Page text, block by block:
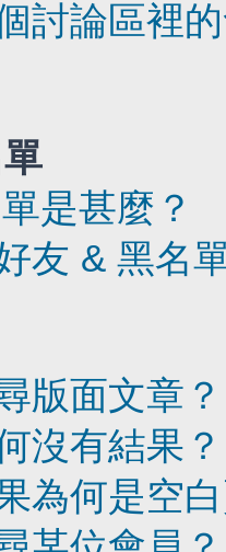
討論區裡
是甚麼？
友 & 黑名
版面文章？
沒有結果？
為何是空